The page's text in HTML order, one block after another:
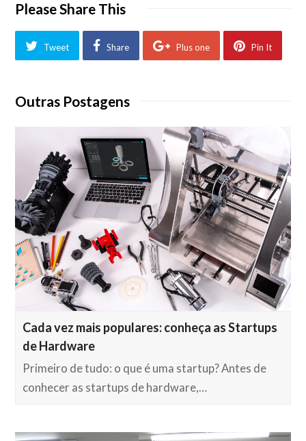
Please Share This
Tweet Share Plus one Pin It
Outras Postagens
Cada vez mais populares: conheça as Startups
de Hardware
Primeiro de tudo: o que é uma startup? Antes de
conhecer as startups de hardware,…